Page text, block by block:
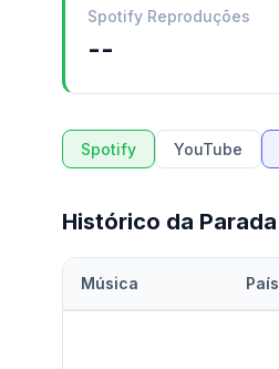
Spotify Reproduções
--
Spotify YouTube
Histórico da Parada
Música País